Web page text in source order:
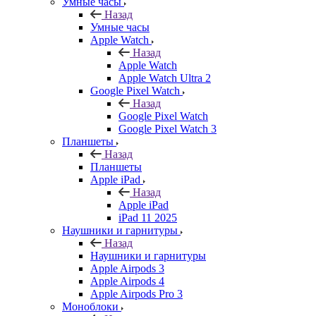
Назад
Умные часы
Apple Watch
Назад
Apple Watch
Apple Watch Ultra 2
Google Pixel Watch
Назад
Google Pixel Watch
Google Pixel Watch 3
Планшеты
Назад
Планшеты
Apple iPad
Назад
Apple iPad
iPad 11 2025
Наушники и гарнитуры
Назад
Наушники и гарнитуры
Apple Airpods 3
Apple Airpods 4
Apple Airpods Pro 3
Моноблоки